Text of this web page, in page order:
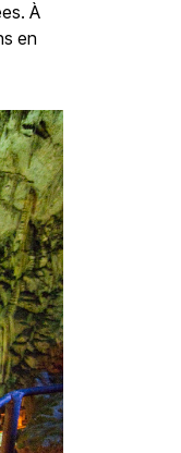
À
en